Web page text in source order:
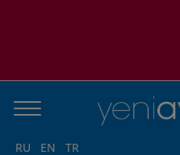
RU EN TR